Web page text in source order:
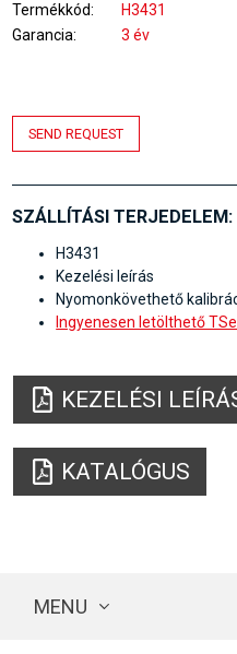
Termékkód
H3431
Garancia
3 év
SEND REQUEST
SZÁLLÍTÁSI TERJEDELEM:
H3431
Kezelési leírás
Nyomonkövethető
Ingyenesen letölthető
KEZELÉSI
KATALÓGUS
MENU